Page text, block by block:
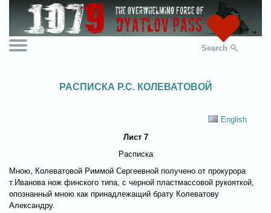
Search
РАСПИСКА Р.С. КОЛЕВАТОВОЙ
English
Лист 7
Расписка
Мною, Колеватовой Риммой Сергеевной получено от прокурора
т.Иванова нож финского типа, с черной пластмассовой рукояткой,
опознанный мною как принадлежащий брату Колеватову
Александру.